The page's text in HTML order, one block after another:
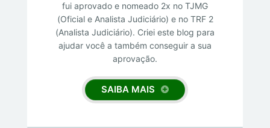
fui aprovado e nomeado 2x no TJMG
(Oficial e Analista Judiciário) e no TRF 2
(Analista Judiciário). Criei este blog para
ajudar você a também conseguir a sua
aprovação.
SAIBA MAIS